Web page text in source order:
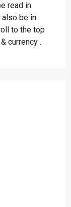
read in
also be in
to the top
currency .